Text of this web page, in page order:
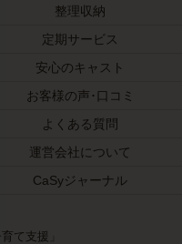
整理収納
定期サービス
安心のキャスト
お客様の声･口コミ
よくある質問
運営会社について
CaSyジャーナル
て支援」